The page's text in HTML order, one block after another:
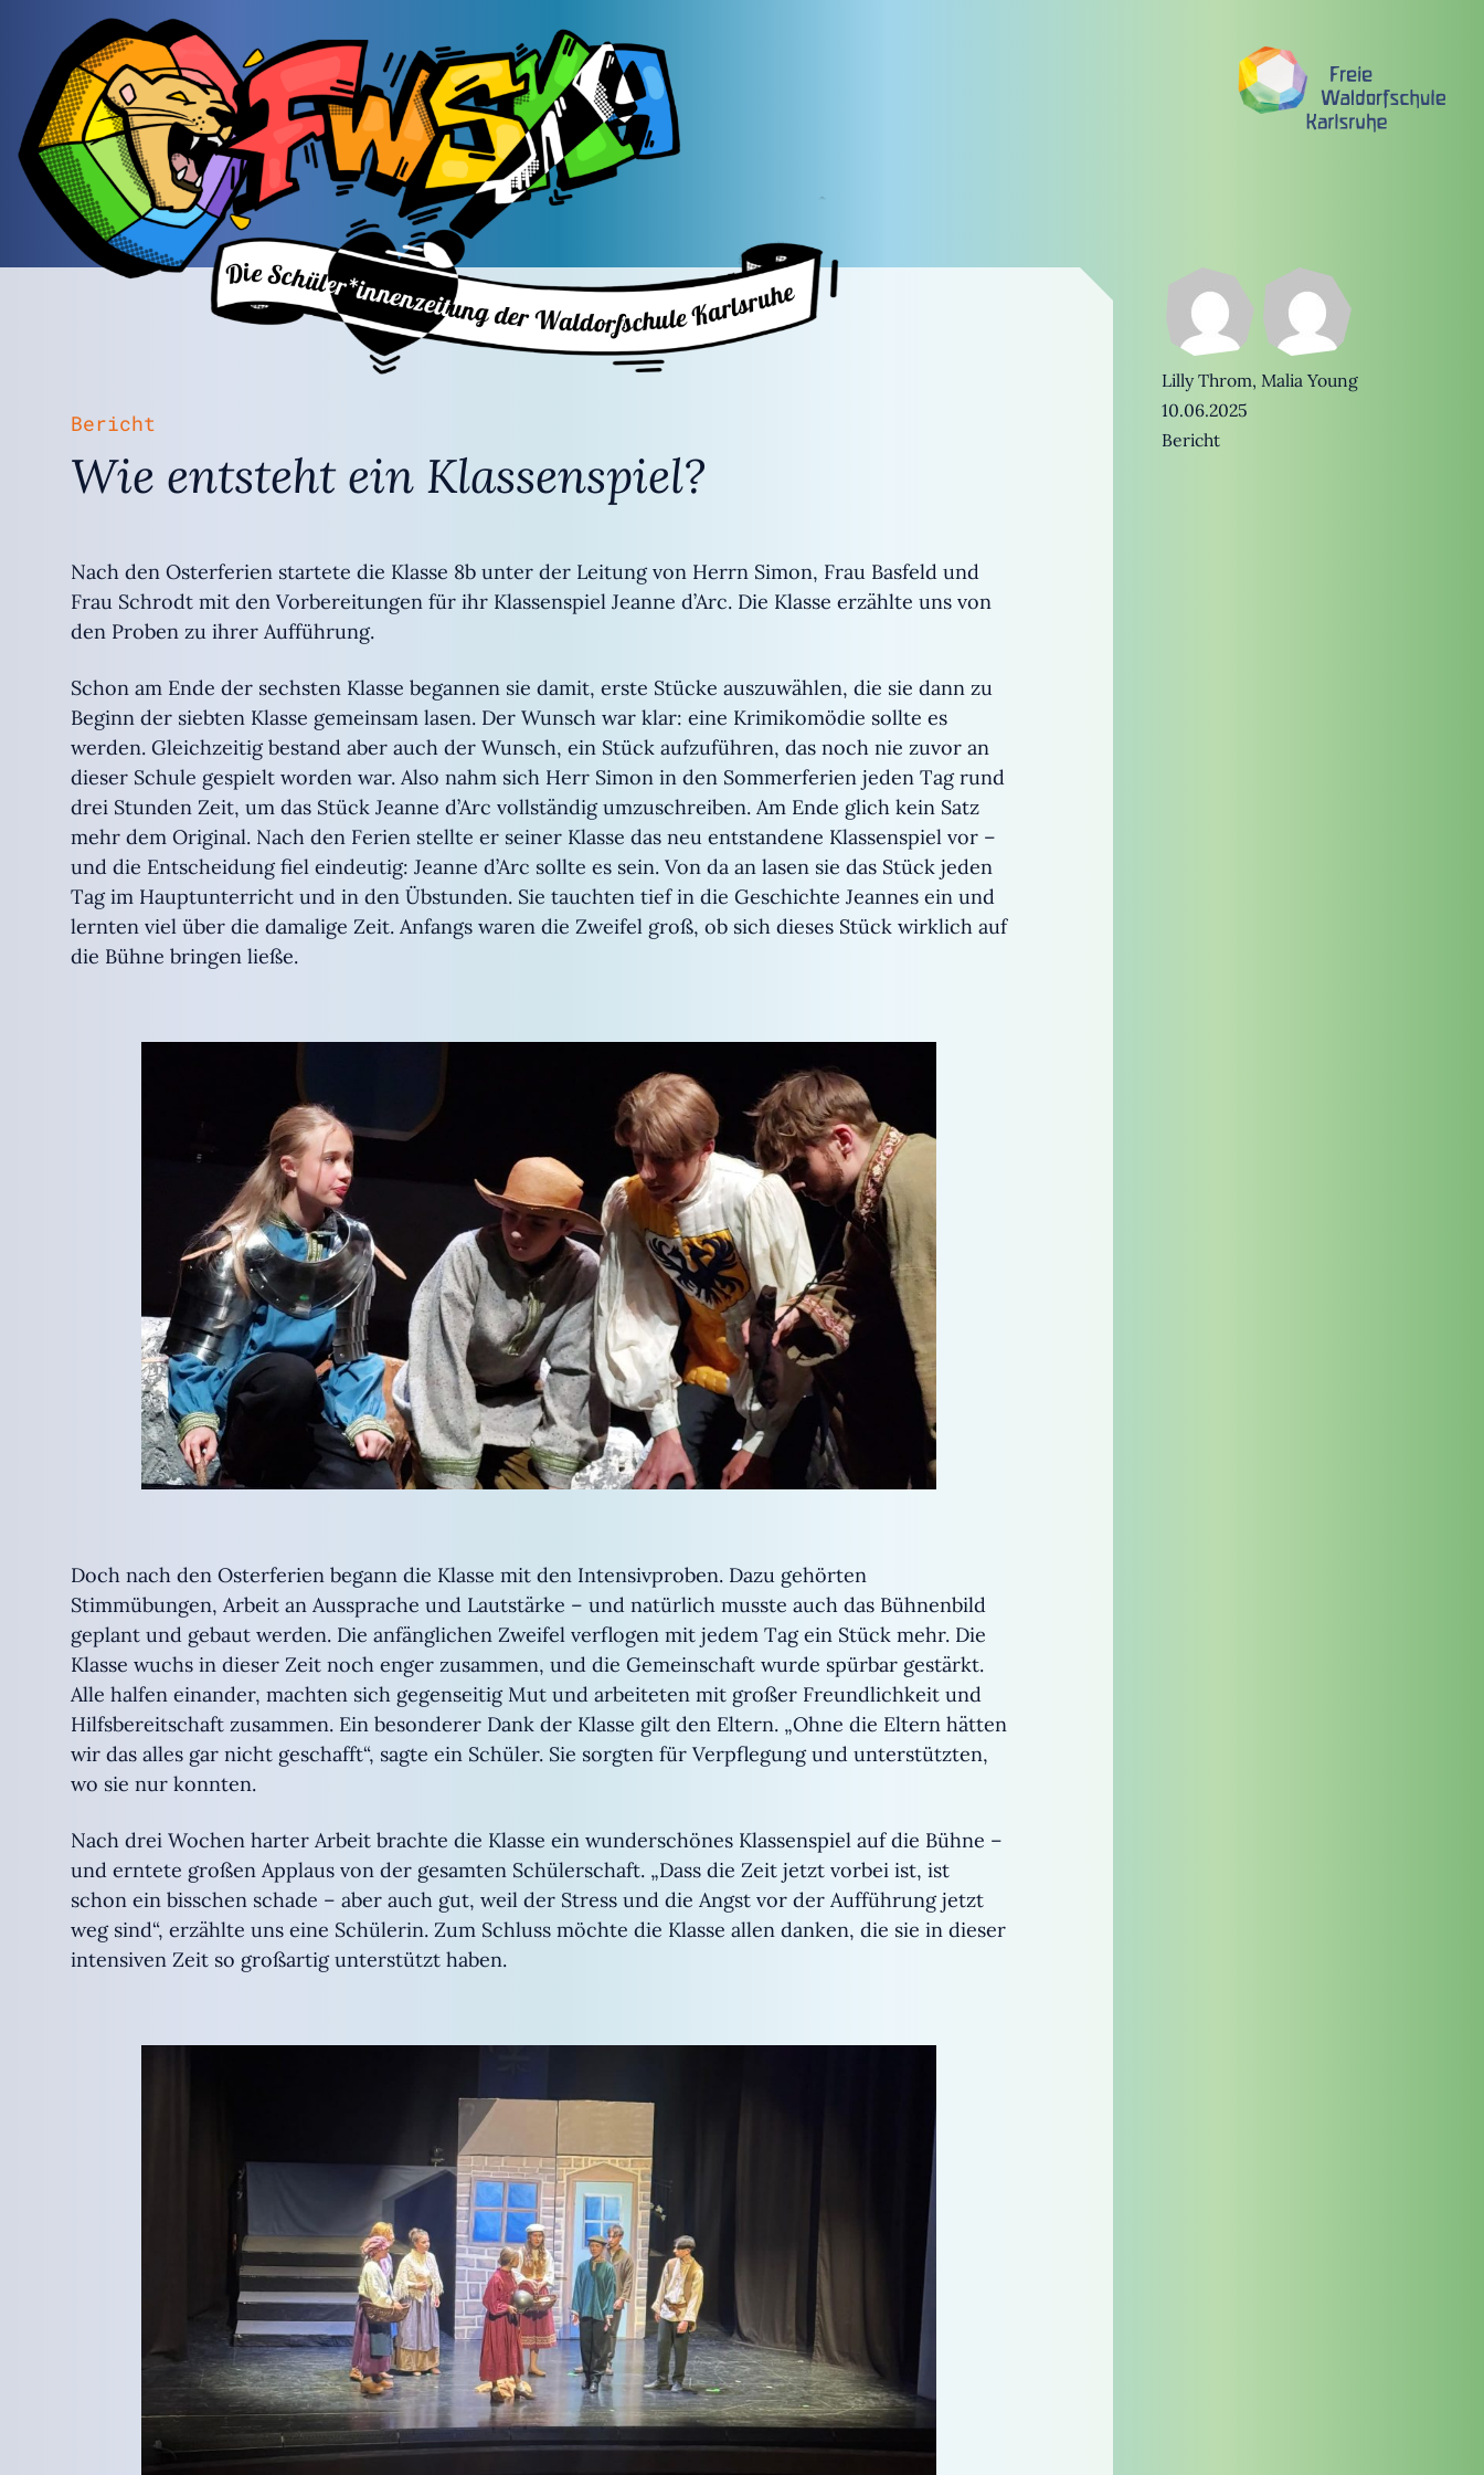
Bericht
Wie entsteht ein Klassenspiel?
Nach den Osterferien startete die Klasse 8b unter der Leitung von Herrn Simon, Frau Basfeld und
Frau Schrodt mit den Vorbereitungen für ihr Klassenspiel Jeanne d’Arc. Die Klasse erzählte uns von
den Proben zu ihrer Aufführung.
Schon am Ende der sechsten Klasse begannen sie damit, erste Stücke auszuwählen, die sie dann zu
Beginn der siebten Klasse gemeinsam lasen. Der Wunsch war klar: eine Krimikomödie sollte es
werden. Gleichzeitig bestand aber auch der Wunsch, ein Stück aufzuführen, das noch nie zuvor an
dieser Schule gespielt worden war. Also nahm sich Herr Simon in den Sommerferien jeden Tag rund
drei Stunden Zeit, um das Stück Jeanne d’Arc vollständig umzuschreiben. Am Ende glich kein Satz
mehr dem Original. Nach den Ferien stellte er seiner Klasse das neu entstandene Klassenspiel vor –
und die Entscheidung fiel eindeutig: Jeanne d’Arc sollte es sein. Von da an lasen sie das Stück jeden
Tag im Hauptunterricht und in den Übstunden. Sie tauchten tief in die Geschichte Jeannes ein und
lernten viel über die damalige Zeit. Anfangs waren die Zweifel groß, ob sich dieses Stück wirklich auf
die Bühne bringen ließe.
Doch nach den Osterferien begann die Klasse mit den Intensivproben. Dazu gehörten
Stimmübungen, Arbeit an Aussprache und Lautstärke – und natürlich musste auch das Bühnenbild
geplant und gebaut werden. Die anfänglichen Zweifel verflogen mit jedem Tag ein Stück mehr. Die
Klasse wuchs in dieser Zeit noch enger zusammen, und die Gemeinschaft wurde spürbar gestärkt.
Alle halfen einander, machten sich gegenseitig Mut und arbeiteten mit großer Freundlichkeit und
Hilfsbereitschaft zusammen. Ein besonderer Dank der Klasse gilt den Eltern. „Ohne die Eltern hätten
wir das alles gar nicht geschafft“, sagte ein Schüler. Sie sorgten für Verpflegung und unterstützten,
wo sie nur konnten.
Nach drei Wochen harter Arbeit brachte die Klasse ein wunderschönes Klassenspiel auf die Bühne –
und erntete großen Applaus von der gesamten Schülerschaft. „Dass die Zeit jetzt vorbei ist, ist
schon ein bisschen schade – aber auch gut, weil der Stress und die Angst vor der Aufführung jetzt
weg sind“, erzählte uns eine Schülerin. Zum Schluss möchte die Klasse allen danken, die sie in dieser
intensiven Zeit so großartig unterstützt haben.
Lilly Throm, Malia Young
10.06.2025
Bericht